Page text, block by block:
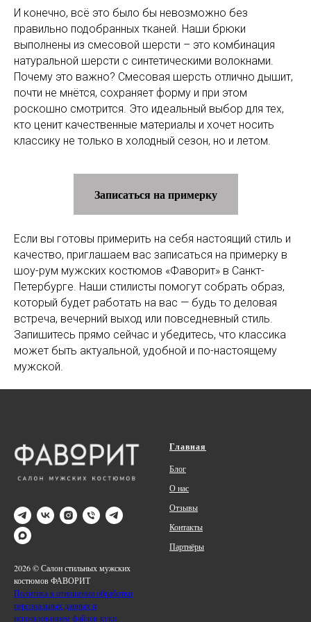
И конечно, всё это было бы невозможно без
правильно подобранных тканей. Наши брюки
выполнены из смесовой шерсти – это комбинация
натуральной шерсти с синтетическими волокнами.
Почему это важно? Смесовая шерсть отлично дышит,
почти не мнётся, сохраняет форму и при этом
роскошно смотрится. Это идеальный выбор для тех,
кто ценит качественные материалы и хочет носить
классику не только в холодный сезон, но и летом.
Записаться на примерку
Если вы готовы примерить на себя настоящий стиль и
качество, приглашаем вас записаться на примерку в
шоу-рум мужских костюмов «Фаворит» в Санкт-
Петербурге. Наши стилисты помогут собрать образ,
который будет работать на вас — будь то деловая
встреча, вечерний выход или повседневный стиль.
Запишитесь прямо сейчас и убедитесь, что классика
может быть актуальной, удобной и по-настоящему
мужской.
2026 © Салон стильных мужских
костюмов ФАВОРИТ
Политика в отношении обработки
персональных данных и
использованием файлов куки.
Главная
Блог
О нас
Отзывы
Контакты
Партнёры